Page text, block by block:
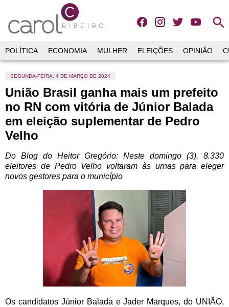
search
POLÍTICA ECONOMIA MULHER ELEIÇÕES OPINIÃO
SEGUNDA-FEIRA, 4 DE MARÇO DE 2024
União Brasil ganha mais um prefeito
no RN com vitória de Júnior Balada
em eleição suplementar de Pedro
Velho
Do Blog do Heitor Gregório: Neste domingo (3), 8.330
eleitores de Pedro Velho voltaram às urnas para eleger
novos gestores para o município
Os candidatos Júnior Balada e Jader Marques, do UNIÃO,